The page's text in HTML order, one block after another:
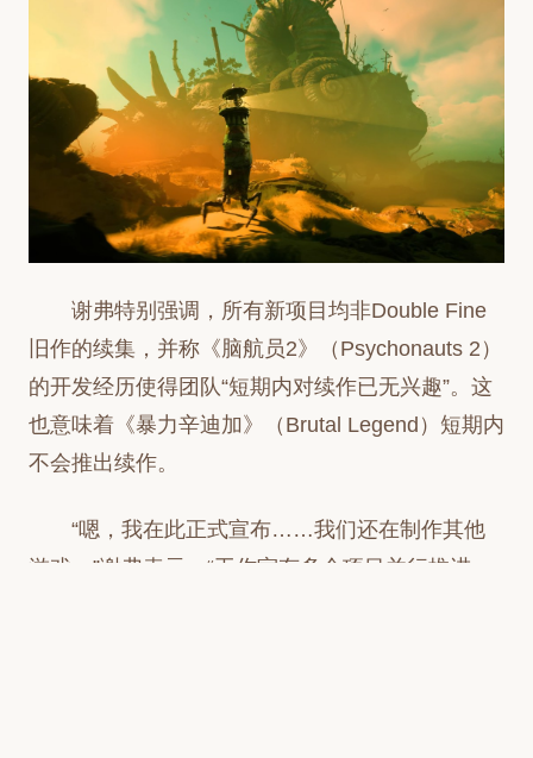
谢弗特别强调，所有新项目均非Double Fine
旧作的续集，并称《脑航员2》（Psychonauts 2）
的开发经历使得团队“短期内对续作已无兴趣”。这
也意味着《暴力辛迪加》（Brutal Legend）短期内
不会推出续作。
“嗯，我在此正式宣布……我们还在制作其他
游戏，”谢弗表示。“工作室有多个项目并行推进，